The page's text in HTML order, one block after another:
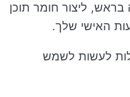
ליצור חומר תוכן
האישי שלך.
לעשות לשמש